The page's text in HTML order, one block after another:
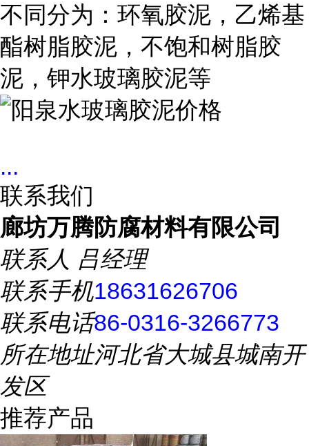
不同分为：环氧胶泥，乙烯基
酯树脂胶泥，不饱和树脂胶
泥，钾水玻璃胶泥等
...
联系我们
廊坊万腾防腐材料有限公司
联系人 吕经理
联系手机18631626706
联系电话86-0316-3266773
所在地址河北省大城县城南开
发区
推荐产品